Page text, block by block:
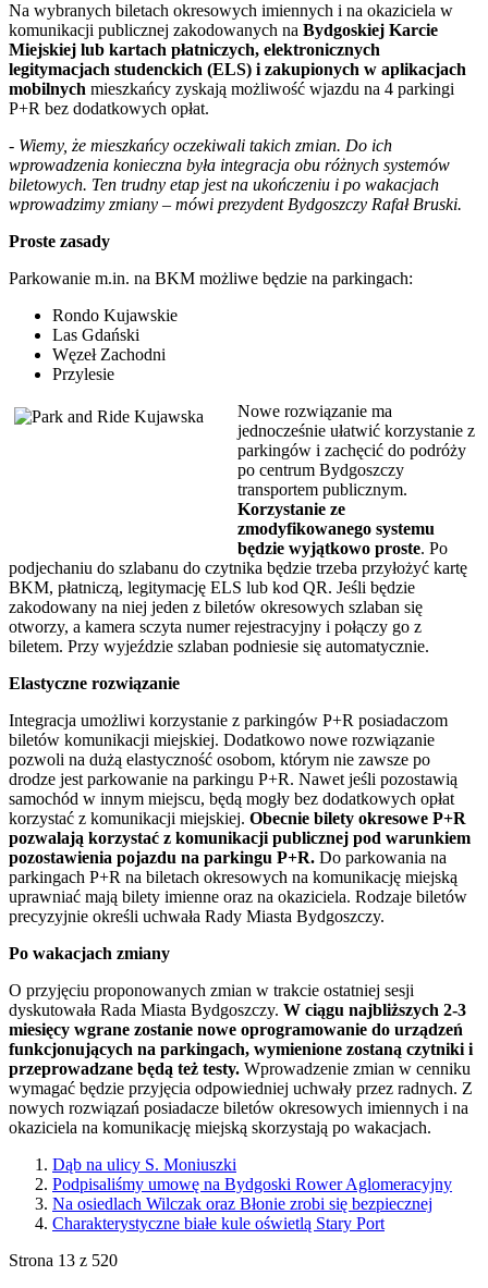
Na wybranych biletach okresowych imiennych i na okaziciela w
komunikacji publicznej zakodowanych na Bydgoskiej Karcie
Miejskiej lub kartach płatniczych, elektronicznych
legitymacjach studenckich (ELS) i zakupionych w aplikacjach
mobilnych mieszkańcy zyskają możliwość wjazdu na 4 parkingi
P+R bez dodatkowych opłat.
- Wiemy, że mieszkańcy oczekiwali takich zmian. Do ich
wprowadzenia konieczna była integracja obu różnych systemów
biletowych. Ten trudny etap jest na ukończeniu i po wakacjach
wprowadzimy zmiany – mówi prezydent Bydgoszczy Rafał Bruski.
Proste zasady
Parkowanie m.in. na BKM możliwe będzie na parkingach:
Rondo Kujawskie
Las Gdański
Węzeł Zachodni
Przylesie
Nowe rozwiązanie ma
jednocześnie ułatwić korzystanie z
parkingów i zachęcić do podróży
po centrum Bydgoszczy
transportem publicznym.
Korzystanie ze
zmodyfikowanego systemu
będzie wyjątkowo proste. Po
podjechaniu do szlabanu do czytnika będzie trzeba przyłożyć kartę
BKM, płatniczą, legitymację ELS lub kod QR. Jeśli będzie
zakodowany na niej jeden z biletów okresowych szlaban się
otworzy, a kamera sczyta numer rejestracyjny i połączy go z
biletem. Przy wyjeździe szlaban podniesie się automatycznie.
Elastyczne rozwiązanie
Integracja umożliwi korzystanie z parkingów P+R posiadaczom
biletów komunikacji miejskiej. Dodatkowo nowe rozwiązanie
pozwoli na dużą elastyczność osobom, którym nie zawsze po
drodze jest parkowanie na parkingu P+R. Nawet jeśli pozostawią
samochód w innym miejscu, będą mogły bez dodatkowych opłat
korzystać z komunikacji miejskiej. Obecnie bilety okresowe P+R
pozwalają korzystać z komunikacji publicznej pod warunkiem
pozostawienia pojazdu na parkingu P+R. Do parkowania na
parkingach P+R na biletach okresowych na komunikację miejską
uprawniać mają bilety imienne oraz na okaziciela. Rodzaje biletów
precyzyjnie określi uchwała Rady Miasta Bydgoszczy.
Po wakacjach zmiany
O przyjęciu proponowanych zmian w trakcie ostatniej sesji
dyskutowała Rada Miasta Bydgoszczy. W ciągu najbliższych 2-3
miesięcy wgrane zostanie nowe oprogramowanie do urządzeń
funkcjonujących na parkingach, wymienione zostaną czytniki i
przeprowadzane będą też testy. Wprowadzenie zmian w cenniku
wymagać będzie przyjęcia odpowiedniej uchwały przez radnych. Z
nowych rozwiązań posiadacze biletów okresowych imiennych i na
okaziciela na komunikację miejską skorzystają po wakacjach.
Dąb na ulicy S. Moniuszki
Podpisaliśmy umowę na Bydgoski Rower Aglomeracyjny
Na osiedlach Wilczak oraz Błonie zrobi się bezpiecznej
Charakterystyczne białe kule oświetlą Stary Port
Strona 13 z 520